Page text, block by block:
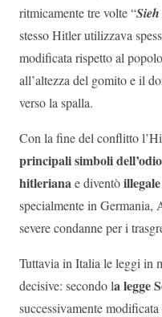
ritmicamente tre volte “
stesso Hitler utilizzava
modificata rispetto al
all’altezza del gomito e il
verso la spalla.
Con la fine del conflitto
principali simboli
hitlerianae diventòillegale
specialmente in Germania,
severe condanne per i
Tuttavia in Italia le leggi in
decisive: secondo la legge
successivamente modificata